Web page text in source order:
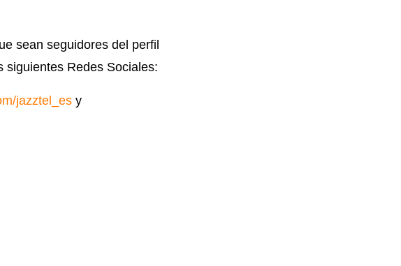
sean seguidores del perfil
siguientes Redes Sociales:
jazztel_es y